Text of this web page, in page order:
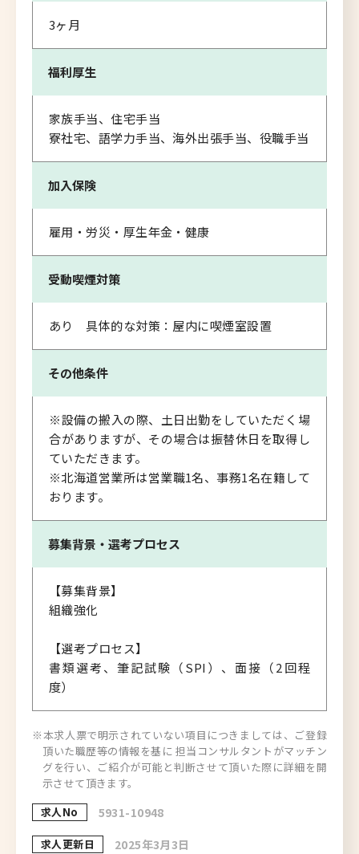
3ヶ月
福利厚生
家族手当、住宅手当
寮社宅、語学力手当、海外出張手当、役職手当
加入保険
雇用・労災・厚生年金・健康
受動喫煙対策
あり 具体的な対策：屋内に喫煙室設置
その他条件
※設備の搬入の際、土日出勤をしていただく場
合がありますが、その場合は振替休日を取得し
ていただきます。
※北海道営業所は営業職1名、事務1名在籍して
おります。
募集背景・ 選考プロセス
【募集背景】
組織強化
【選考プロセス】
書類選考、筆記試験（SPI）、面接（2回程
度）
※本求人票で明示されていない項目につきましては、ご登録
頂いた職歴等の情報を基に 担当コンサルタントがマッチン
グを行い、ご紹介が可能と判断させて頂いた際に詳細を開
示させて頂きます。
求人No
5931-10948
求人更新日 2025年3月3日